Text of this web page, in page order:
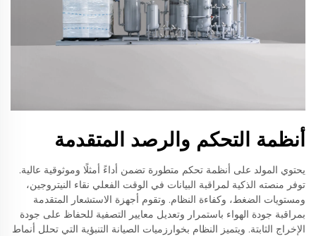
أنظمة التحكم والرصد المتقدمة
يحتوي المولد على أنظمة تحكم متطورة تضمن أداءً أمثلًا وموثوقية عالية.
توفر منصته الذكية لمراقبة البيانات في الوقت الفعلي نقاء النيتروجين،
ومستويات الضغط، وكفاءة النظام. وتقوم أجهزة الاستشعار المتقدمة
بمراقبة جودة الهواء باستمرار وتعديل معايير التصفية للحفاظ على جودة
الإخراج الثابتة. ويتميز النظام بخوارزميات الصيانة التنبؤية التي تحلل أنماط